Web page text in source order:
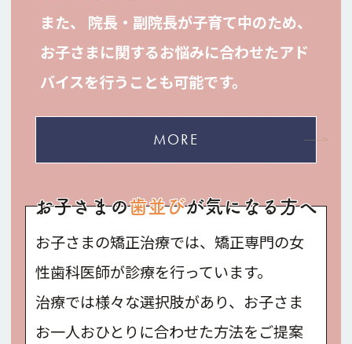
また、 院長・副院長が子育て中のため、
お子さまに関するお悩みに合わせたアド
バイスを行うことも可能です。
MORE
お子さまの歯並びが気になる方へ
お子さまの矯正治療では、矯正専門の女
性歯科医師が診療を行っています。
治療では様々な選択肢があり、お子さま
お一人おひとりに合わせた方法をご提案